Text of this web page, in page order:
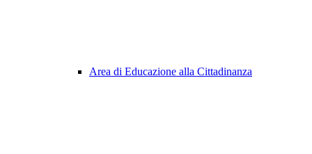
Area di Educazione alla Cittadinanza